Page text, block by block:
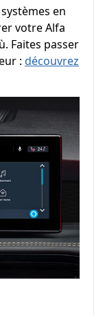
en
votre Alfa
Faites passer
: découvrez